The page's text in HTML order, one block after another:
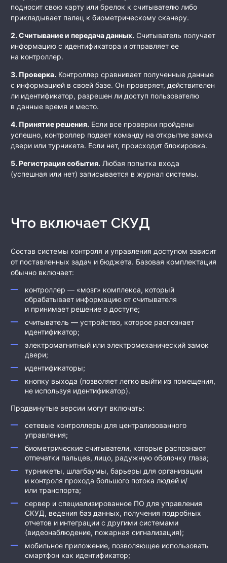
подносит свою карту или брелок к считывателю либо
прикладывает палец к биометрическому сканеру.
2. Считывание и передача данных. Считыватель получает
информацию с идентификатора и отправляет ее
на контроллер.
3. Проверка. Контроллер сравнивает полученные данные
с информацией в своей базе. Он проверяет, действителен
ли идентификатор, разрешен ли доступ пользователю
в данные время и место.
4. Принятие решения. Если все проверки пройдены
успешно, контроллер подает команду на открытие замка
двери или турникета. Если нет, происходит блокировка.
5. Регистрация события. Любая попытка входа
(успешная или нет) записывается в журнал системы.
Что включает СКУД
Состав системы контроля и управления доступом зависит
от поставленных задач и бюджета. Базовая комплектация
обычно включает:
контроллер — «мозг» комплекса, который
обрабатывает информацию от считывателя
и принимает решение о доступе;
считыватель — устройство, которое распознает
идентификатор;
электромагнитный или электромеханический замок
двери;
идентификаторы;
кнопку выхода (позволяет легко выйти из помещения,
не используя идентификатор).
Продвинутые версии могут включать:
сетевые контроллеры для централизованного
управления;
биометрические считыватели, которые распознают
отпечатки пальцев, лицо, радужную оболочку глаза;
турникеты, шлагбаумы, барьеры для организации
и контроля прохода большого потока людей и/
или транспорта;
сервер и специализированное ПО для управления
СКУД, ведения баз данных, получения подробных
отчетов и интеграции с другими системами
(видеонаблюдение, пожарная сигнализация);
мобильное приложение, позволяющее использовать
смартфон как идентификатор;